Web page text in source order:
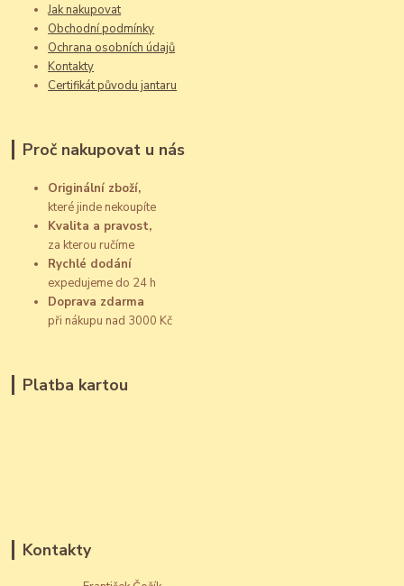
Jak nakupovat
Obchodní podmínky
Ochrana osobních údajů
Kontakty
Certifikát původu jantaru
Proč nakupovat u nás
Originální zboží,
které jinde nekoupíte
Kvalita a pravost,
za kterou ručíme
Rychlé dodání
expedujeme do 24 h
Doprava zdarma
při nákupu nad 3000 Kč
Platba kartou
Kontakty